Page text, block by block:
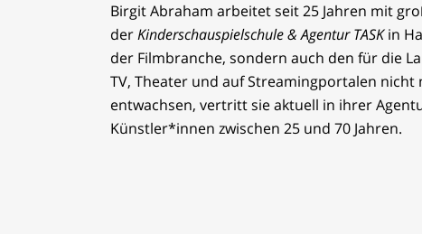
Birgit Abraham arbeitet seit 25 Jahren mit
derKinderschauspielschule & Agentur TASKin
der Filmbranche, sondern auch den für die
TV, Theater und auf Streamingportalen
entwachsen, vertritt sie aktuell in ihrer
Künstler*innen zwischen 25 und 70 Jahren.